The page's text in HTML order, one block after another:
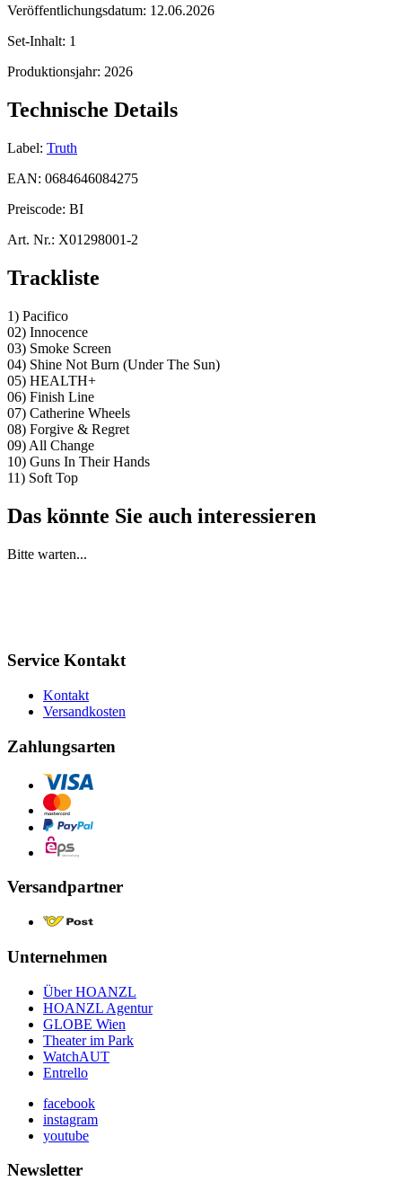
Veröffentlichungsdatum: 12.06.2026
Set-Inhalt: 1
Produktionsjahr: 2026
Technische Details
Label: Truth
EAN: 0684646084275
Preiscode: BI
Art. Nr.: X01298001-2
Trackliste
1) Pacifico
02) Innocence
03) Smoke Screen
04) Shine Not Burn (Under The Sun)
05) HEALTH+
06) Finish Line
07) Catherine Wheels
08) Forgive & Regret
09) All Change
10) Guns In Their Hands
11) Soft Top
Das könnte Sie auch interessieren
Bitte warten...
Service Kontakt
Kontakt
Versandkosten
Zahlungsarten
Versandpartner
Unternehmen
Über HOANZL
HOANZL Agentur
GLOBE Wien
Theater im Park
WatchAUT
Entrello
facebook
instagram
youtube
Newsletter